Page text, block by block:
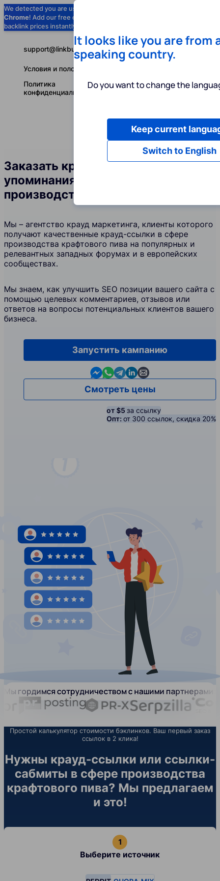
We detected you are using
Chrome! Add our free extension to check
backlink prices instantly as you browse.
Услуги
Русский
support@linkbuilder.com
Условия и положения
Политика
конфиденциальности
Заказать крауд-ссылки и
упоминания бренда в сфере
производства крафтового пива
Мы – агентство крауд маркетинга, клиенты которого
получают качественные крауд-ссылки в сфере
производства крафтового пива на популярных и
релевантных западных форумах и в европейских
сообществах.
Мы знаем, как улучшить SEO позиции вашего сайта с
помощью целевых комментариев, отзывов или
ответов на вопросы потенциальных клиентов вашего
бизнеса.
Запустить кампанию
Contact us in Messenger
Contact us in WhatsApp
Contact us in Telegram
Contact us in Linkedin
Contact us by email
Смотреть цены
от $5 за ссылку
Опт: от 300 ссылок, скидка 20%
Мы гордимся сотрудничеством с нашими партнерами:
Простой калькулятор стоимости бэклинков. Ваш первый заказ
ссылок в 2 клика!
Нужны крауд-ссылки или ссылки-
сабмиты в сфере производства
крафтового пива? Мы предлагаем
и это!
Выберите источник
It looks like you are from
speaking country.
Do you want to change the
Switch to English
Keep current